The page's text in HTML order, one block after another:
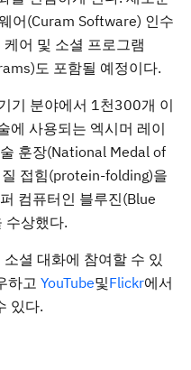
어(Curam Software) 인수
어 및 소셜 프로그램
도 포함될 예정이다.
기 분야에서 1천300개 이
에 사용되는 엑시머 레이
훈장(National Medal of
접힘(protein-folding)을
컴퓨터인 블루진(Blue
수상했다.
셜 대화에 참여할 수 있
하고 YouTube및Flickr에서
있다.